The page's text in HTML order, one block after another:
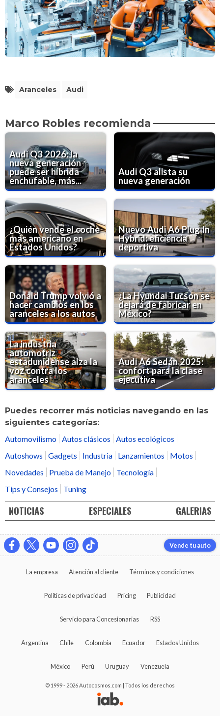
Aranceles Audi
Marco Robles recomienda
Audi Q3 2026: la
nueva generación
puede ser híbrida
enchufable, más...
Audi Q3 alista su
nueva generación
¿Quién vende el coche
más americano en
Estados Unidos?
Nuevo Audi A6 Plug In
Hybrid: eficiencia
deportiva
Donald Trump volvió a
hacer cambios en los
aranceles a los autos
¿La Hyundai Tucson se
dejará de fabricar en
México?
La industria
automotriz
estadunidense alza la
voz contra los
aranceles
Audi A6 Sedán 2025:
confort para la clase
ejecutiva
Puedes recorrer más noticias navegando en las
siguientes categorías:
Automovilismo
Autos clásicos
Autos ecológicos
Autoshows
Gadgets Industria Lanzamientos
Motos
Novedades
Prueba de Manejo
Tecnología
Tips y Consejos
Tuning
NOTICIAS ESPECIALES GALERIAS
Vende tu auto
La empresa Atención al cliente Términos y condiciones
Políticas de privacidad Pricing Publicidad
Servicio para Concesionarias RSS
Argentina Chile Colombia Ecuador Estados Unidos
México Perú Uruguay Venezuela
© 1999 - 2026 Autocosmos.com | Todos los derechos